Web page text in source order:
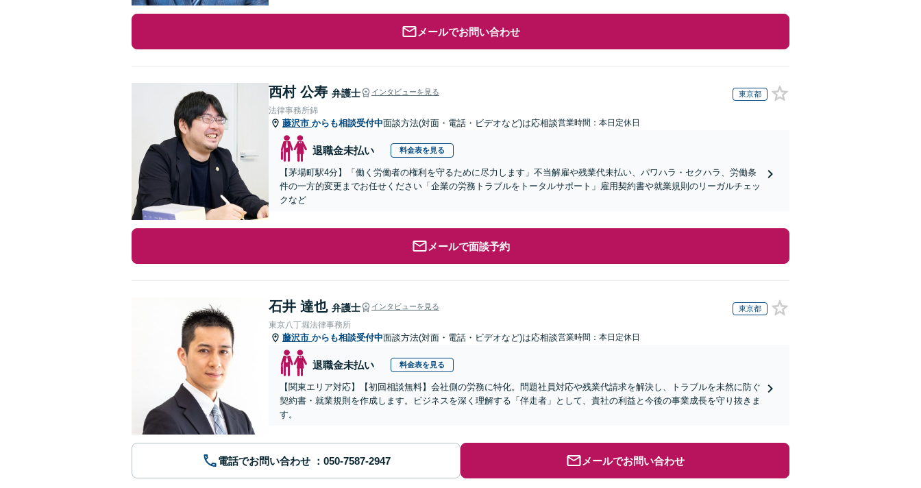
メールでお問い合わせ
西村 公寿 弁護士 インタビューを見る 東京都
法律事務所錦
藤沢市 からも相談受付中面談方法(対面・電話・ビデオなど)は応相談営業時間：本日定休日
退職金未払い 料金表を見る
【茅場町駅4分】「働く労働者の権利を守るために尽力します」不当解雇や残業代未払い、パワハラ・セクハラ、労働条
件の一方的変更までお任せください「企業の労務トラブルをトータルサポート」雇用契約書や就業規則のリーガルチェッ
クなど
メールで面談予約
石井 達也 弁護士 インタビューを見る 東京都
東京八丁堀法律事務所
藤沢市 からも相談受付中面談方法(対面・電話・ビデオなど)は応相談営業時間：本日定休日
退職金未払い 料金表を見る
【関東エリア対応】【初回相談無料】会社側の労務に特化。問題社員対応や残業代請求を解決し、トラブルを未然に防ぐ
契約書・就業規則を作成します。ビジネスを深く理解する「伴走者」として、貴社の利益と今後の事業成長を守り抜きま
す。
電話でお問い合わせ メールでお問い合わせ